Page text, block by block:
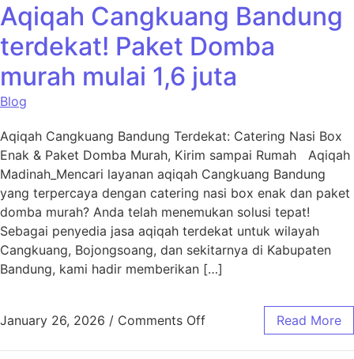
Aqiqah Cangkuang Bandung
terdekat! Paket Domba
murah mulai 1,6 juta
Blog
Aqiqah Cangkuang Bandung Terdekat: Catering Nasi Box
Enak & Paket Domba Murah, Kirim sampai Rumah Aqiqah
Madinah_Mencari layanan aqiqah Cangkuang Bandung
yang terpercaya dengan catering nasi box enak dan paket
domba murah? Anda telah menemukan solusi tepat!
Sebagai penyedia jasa aqiqah terdekat untuk wilayah
Cangkuang, Bojongsoang, dan sekitarnya di Kabupaten
Bandung, kami hadir memberikan […]
January 26, 2026 / Comments Off Read More